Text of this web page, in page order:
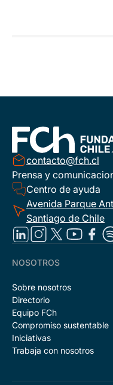
contacto@fch.cl
Prensa y
Centro de ayuda
Avenida Parque
Santiago de Chile
NOSOTROS
Sobre nosotros
Directorio
Equipo FCh
Compromiso sustentable
Iniciativas
Trabaja con nosotros